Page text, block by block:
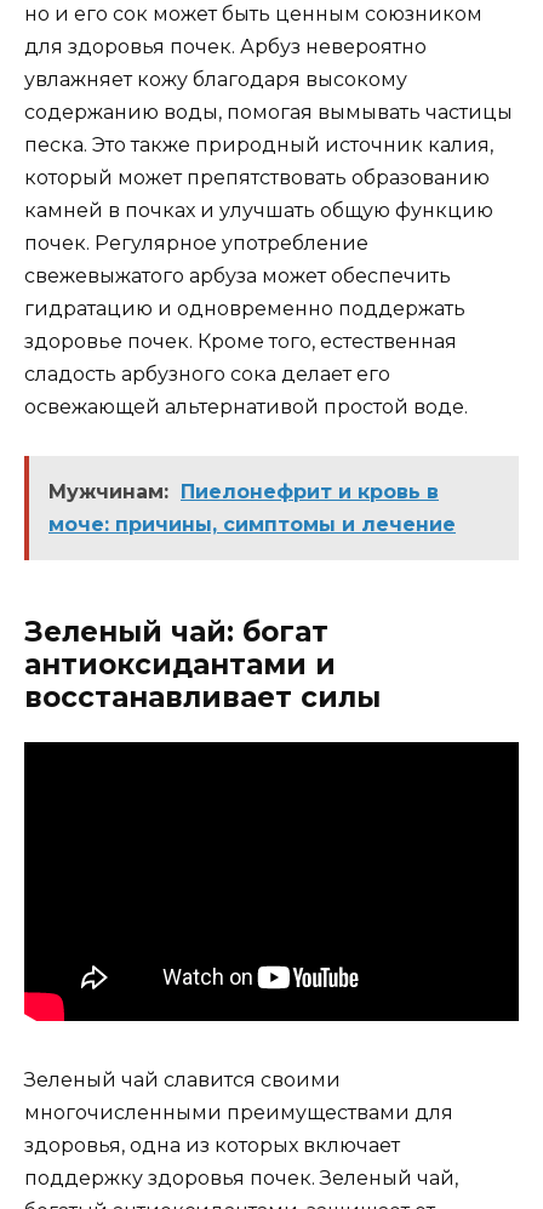
но и его сок может быть ценным союзником
для здоровья почек. Арбуз невероятно
увлажняет кожу благодаря высокому
содержанию воды, помогая вымывать частицы
песка. Это также природный источник калия,
который может препятствовать образованию
камней в почках и улучшать общую функцию
почек. Регулярное употребление
свежевыжатого арбуза может обеспечить
гидратацию и одновременно поддержать
здоровье почек. Кроме того, естественная
сладость арбузного сока делает его
освежающей альтернативой простой воде.
Мужчинам: Пиелонефрит и кровь в
моче: причины, симптомы и лечение
Зеленый чай: богат
антиоксидантами и
восстанавливает силы
Зеленый чай славится своими
многочисленными преимуществами для
здоровья, одна из которых включает
поддержку здоровья почек. Зеленый чай,